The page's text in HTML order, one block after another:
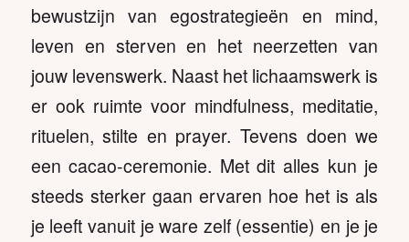
bewustzijn van egostrategieën en mind,
leven en sterven en het neerzetten van
jouw levenswerk. Naast het lichaamswerk is
er ook ruimte voor mindfulness, meditatie,
rituelen, stilte en prayer. Tevens doen we
een cacao-ceremonie. Met dit alles kun je
steeds sterker gaan ervaren hoe het is als
je leeft vanuit je ware zelf (essentie) en je je